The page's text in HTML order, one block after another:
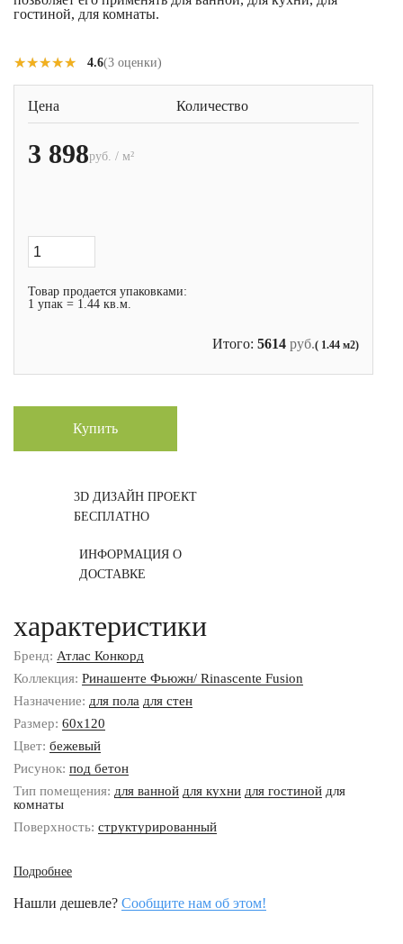
гостиной, для комнаты.
★★★★★
★★★★★ 4.6(3 оценки)
Цена Количество
3 898руб. / м²
Товар продается упаковками:
1 упак = 1.44 кв.м.
Итого: 5614 руб.( 1.44 м2)
Купить
3D ДИЗАЙН ПРОЕКТ
БЕСПЛАТНО
ИНФОРМАЦИЯ О
ДОСТАВКЕ
характеристики
Бренд: Атлас Конкорд
Коллекция: Ринашенте Фьюжн/ Rinascente Fusion
Назначение: для пола для стен
Размер: 60x120
Цвет: бежевый
Рисунок: под бетон
Тип помещения: для ванной для кухни для гостиной для
комнаты
Поверхность: структурированный
Подробнее
Нашли дешевле? Сообщите нам об этом!